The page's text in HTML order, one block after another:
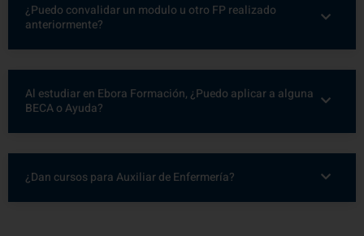
¿Puedo convalidar un modulo u otro FP realizado
anteriormente?
Al estudiar en Ebora Formación, ¿Puedo aplicar a alguna
BECA o Ayuda?
¿Dan cursos para Auxiliar de Enfermería?